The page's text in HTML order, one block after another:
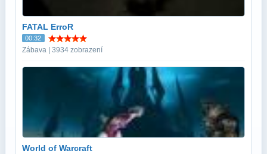
FATAL ErroR
00:32
Zábava | 3934 zobrazení
World of Warcraft